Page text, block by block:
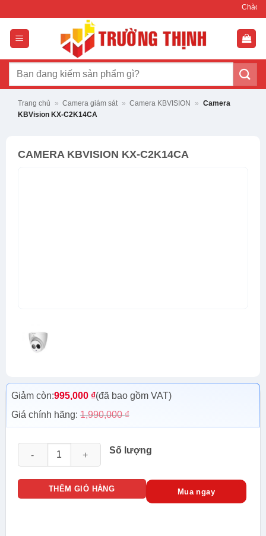
dung
Chào mừng bạn đến
Tìm
Trang chủ » Camera giám sát » Camera KBVISION » Camera
KBVision KX-C2K14CA
CAMERA KBVISION KX-C2K14CA
Giảm còn:995,000 ₫(đã bao gồm VAT)
Giá chính hãng: 1,990,000₫
Số lượng
Camera KBVision KX-C2K14CA số lượng
THÊM GIỎ HÀNG Mua ngay